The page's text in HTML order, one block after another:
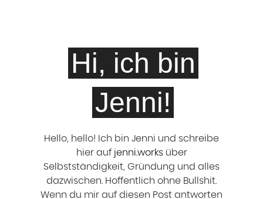
Hi, ich bin
Jenni!
Hello, hello! ‍Ich bin Jenni und schreibe
hier auf jenni.worksüber
Selbstständigkeit, Gründung und alles
dazwischen. Hoffentlich ohne Bullshit.
Wenn du mir auf diesen Post antworten